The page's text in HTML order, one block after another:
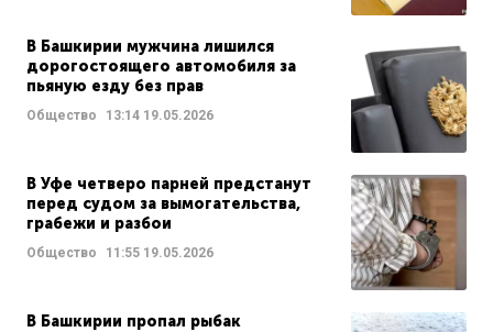
В Башкирии мужчина лишился
дорогостоящего автомобиля за
пьяную езду без прав
Общество 13:14 19.05.2026
В Уфе четверо парней предстанут
перед судом за вымогательства,
грабежи и разбои
Общество 11:55 19.05.2026
В Башкирии пропал рыбак